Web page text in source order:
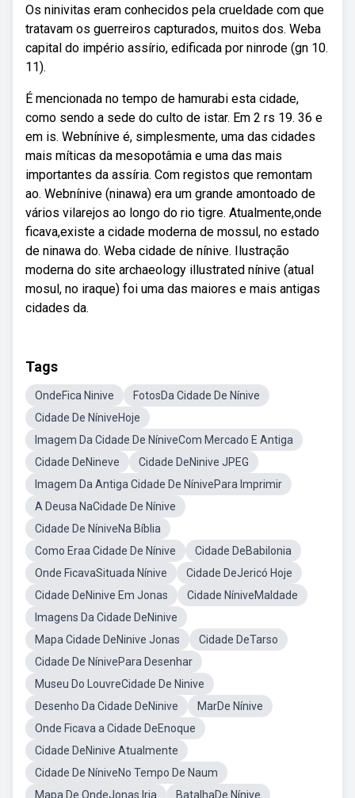
Os ninivitas eram conhecidos pela crueldade com que
tratavam os guerreiros capturados, muitos dos. Weba
capital do império assírio, edificada por ninrode (gn 10.
11).
É mencionada no tempo de hamurabi esta cidade,
como sendo a sede do culto de istar. Em 2 rs 19. 36 e
em is. Webnínive é, simplesmente, uma das cidades
mais míticas da mesopotâmia e uma das mais
importantes da assíria. Com registos que remontam
ao. Webnínive (ninawa) era um grande amontoado de
vários vilarejos ao longo do rio tigre. Atualmente,onde
ficava,existe a cidade moderna de mossul, no estado
de ninawa do. Weba cidade de nínive. Ilustração
moderna do site archaeology illustrated nínive (atual
mosul, no iraque) foi uma das maiores e mais antigas
cidades da.
Tags
OndeFica Ninive
FotosDa Cidade De Nínive
Cidade De NíniveHoje
Imagem Da Cidade De NíniveCom Mercado E Antiga
Cidade DeNineve
Cidade DeNinive JPEG
Imagem Da Antiga Cidade De NínivePara Imprimir
A Deusa NaCidade De Nínive
Cidade De NíniveNa Bíblia
Como Eraa Cidade De Nínive
Cidade DeBabilonia
Onde FicavaSituada Nínive
Cidade DeJericó Hoje
Cidade DeNinive Em Jonas
Cidade NíniveMaldade
Imagens Da Cidade DeNinive
Mapa Cidade DeNinive Jonas
Cidade DeTarso
Cidade De NínivePara Desenhar
Museu Do LouvreCidade De Ninive
Desenho Da Cidade DeNinive
MarDe Nínive
Onde Ficava a Cidade DeEnoque
Cidade DeNinive Atualmente
Cidade De NíniveNo Tempo De Naum
Mapa De OndeJonas Iria
BatalhaDe Nínive